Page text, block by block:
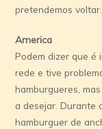
pretendemos voltar…
America
Podem dizer que é
rede e tive
hamburgueres,
a desejar. Durante
hamburguer de